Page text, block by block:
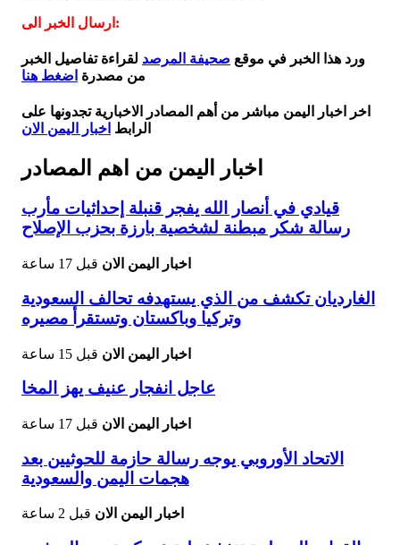
ارسال الخبر الى:
ورد هذا الخبر في موقع صحيفة المرصد لقراءة تفاصيل الخبر
من مصدرة اضغط هنا
اخر اخبار اليمن مباشر من أهم المصادر الاخبارية تجدونها على
الرابط اخبار اليمن الان
اخبار اليمن من اهم المصادر
قيادي في أنصار الله يفجر قنبلة إحداثيات مأرب
رسالة شكر مبطنة لشخصية بارزة بحزب الإصلاح
اخبار اليمن الان قبل 17 ساعة
الغارديان تكشف من الذي يستهدفه تحالف السعودية
وتركيا وباكستان وتستقرأ مصيره
اخبار اليمن الان قبل 15 ساعة
عاجل انفجار عنيف يهز المخا
اخبار اليمن الان قبل 17 ساعة
الاتحاد الأوروبي يوجه رسالة حازمة للحوثيين بعد
هجمات اليمن والسعودية
اخبار اليمن الان قبل 2 ساعة